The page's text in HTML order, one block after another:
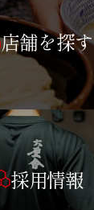
店舗を探す
採用情報